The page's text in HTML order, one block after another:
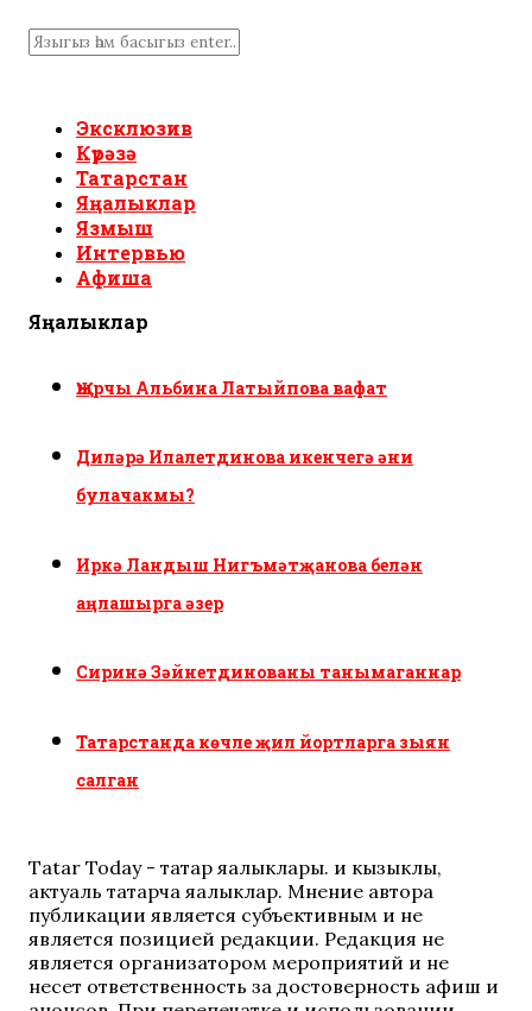
Эксклюзив
Күрәзә
Татарстан
Яңалыклар
Язмыш
Интервью
Афиша
Яңалыклар
Җырчы Альбина Латыйпова вафат
Диләрә Илалетдинова икенчегә әни
булачакмы?
Иркә Ландыш Нигъмәтҗанова белән
аңлашырга әзер
Сиринә Зәйнетдинованы танымаганнар
Татарстанда көчле җил йортларга зыян
салган
Tatar Today - татар яңалыклары. иң кызыклы,
актуаль татарча яңалыклар. Мнение автора
публикации является субъективным и не
является позицией редакции. Редакция не
является организатором мероприятий и не
несет ответственность за достоверность афиш и